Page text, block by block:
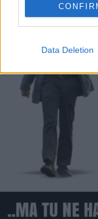
Data Deletion